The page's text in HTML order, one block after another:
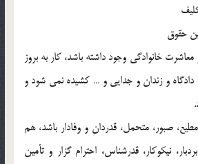
حقوق
خانوادگي وجود داشته باشد، کار به بروز
و زندان و جدايي و … کشيده نمي شود و
صبور، متحمل، قدردان و وفادار باشد، هم
نيکوکار، قدرشناس، احترام گزار و تأمين